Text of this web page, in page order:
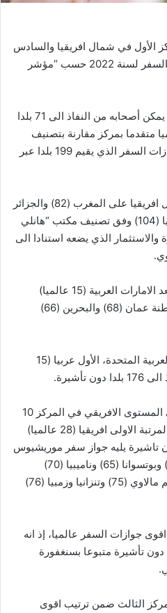
الأول في شمال افريقيا والسادس
عربيا في تصنيف اقوى جوازات السفر لسنة 2022 حسب “مؤشر
وجاء جواز السفر التونسي الذي يمكن أصحابه من النفاذ الى 71 بلدا
في المركز 77 عالميا متقدما بمركز مقارنة بتصنيف
2021، وفق مؤشر “هانلي” لجوازات السفر الذي يقيم 199 بلدا عبر
وتقدمت تونس في منطقة شمال افريقيا على المغرب (82) والجزائر
ومصر (94) وموريتانيا (87) وليبيا (104) وفق تصنيف مكتب “هانلي
الذي يضعه استنادا الى
وصنفت تونس السادسة عربيا بعد الامارات العربية (15 عالميا)
والمملكة العربية السعودية وسلطنة عمان (68) والبحرين (66)
ويتيح جواز سفر دولة الامارات العربية المتحدة، الأول عربيا (15
وياتي جواز السفر التونسي على المستوى الافريقي في المركز 10
فيما يحتل جواز سفر السيشال المرتبة الاولى افريقيا (28 عالميا)
زيارة 153 بلدا دون تاشيرة يليه جواز سفر موريشيوس
(33 عالميا) وجنوب افريقيا (55) وبوتسوانا (65) وناميبيا (70)
وليسوتو (72) واسواتيني (74) ثم مالاوي (75) وتنزانيا وزمبيا (76)
جوازات السفر عالميا، إذ انه
النفاذ الى 193 بلدا دون تأشيرة متبوعا بسنغفورة
الثالث ضمن ترتيب اقوى